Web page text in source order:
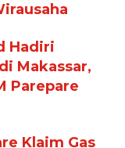
Hadiri
Makassar,
Parepare
Klaim Gas